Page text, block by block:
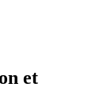
et